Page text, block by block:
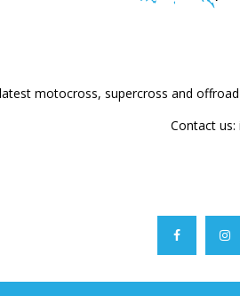
motocross, supercross and
Contact us: